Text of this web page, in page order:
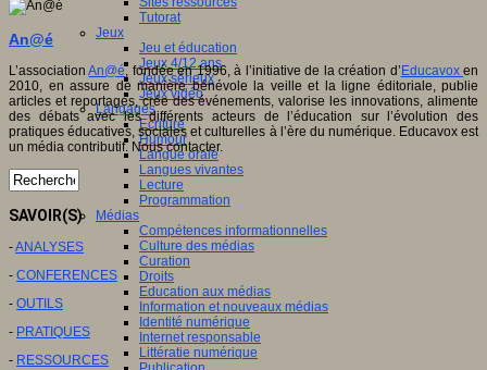
Tutorat
Jeux
Jeu et éducation
Jeux 4/12 ans
Jeux sérieux
Jeux vidéo
Langages
Ecriture
Humour
Langue orale
Langues vivantes
Lecture
Programmation
Médias
Compétences informationnelles
Culture des médias
Curation
Droits
Education aux médias
Information et nouveaux médias
Identité numérique
Internet responsable
Littératie numérique
An@é
L’associationAn@é, fondée en 1996, à l’initiative de la création d’ Educavoxen
2010, en assure de manière bénévole la veille et la ligne éditoriale, publie
articles et reportages, crée des événements, valorise les innovations, alimente
des débats avec les différents acteurs de l’éducation sur l’évolution des
pratiques éducatives, sociales et culturelles à l’ère du numérique. Educavox est
un média contributif. Nous contacter.
SAVOIR(S)
-ANALYSES
- CONFERENCES
- OUTILS
- PRATIQUES
- RESSOURCES